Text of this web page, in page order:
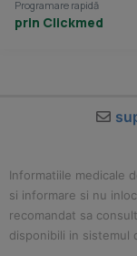
Programare rapidă
prin Clickmed
Informatiile medicale
si informare si nu
recomandat sa
disponibili in sistemul